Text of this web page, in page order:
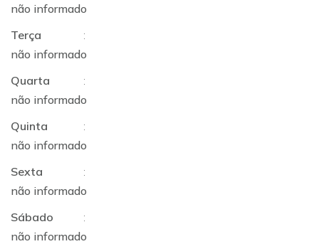
não informado
Terça
:
não informado
Quarta
:
não informado
Quinta
:
não informado
Sexta
:
não informado
Sábado
:
não informado